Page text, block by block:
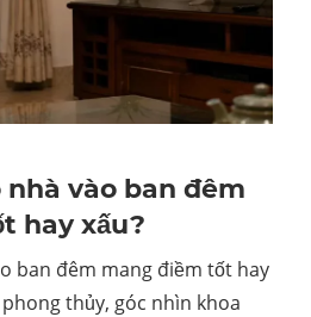
vào ban đêm
hay xấu?
ban đêm mang điềm tốt hay
thủy, góc nhìn khoa